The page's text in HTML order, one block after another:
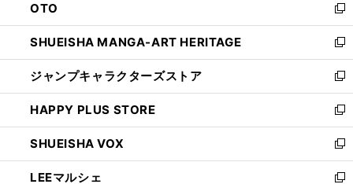
で
開
く
ド
ウ
で
開
く
OTO
新
し
い
ウ
ィ
ン
ド
ウ
で
開
く
SHUEISHA MANGA-ART HERITAGE
新
し
い
ウ
ィ
ン
ド
ウ
で
ジャンプキャラクターズストア
新
し
い
ウ
ィ
ン
ド
HAPPY PLUS STORE
新
し
い
ウ
ィ
SHUEISHA VOX
新
し
い
LEEマルシェ
新